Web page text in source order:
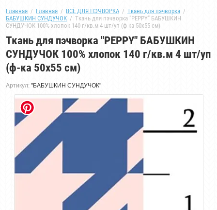
Главная
  /
Главная
  /
ВСЁ ДЛЯ ПЭЧВОРКА
  /
Ткань для пэчворка
БАБУШКИН СУНДУЧОК
  /  Ткань для пэчворка "PEPPY" БАБУШКИН
СУНДУЧОК 100% хлопок 140 г/кв.м 4 шт/уп (ф-ка 50x55 см)
Ткань для пэчворка "PEPPY" БАБУШКИН
СУНДУЧОК 100% хлопок 140 г/кв.м 4 шт/уп
(ф-ка 50x55 см)
Артикул: "БАБУШКИН СУНДУЧОК"